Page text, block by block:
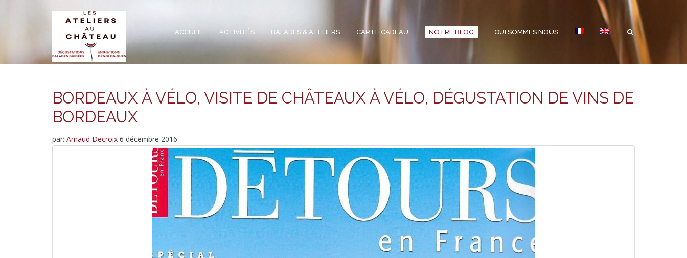
ACCUEIL ACTIVITÉS BALADES & ATELIERS CARTE CADEAU NOTRE BLOG QUI SOMMES NOUS
BORDEAUX À VÉLO, VISITE DE CHÂTEAUX À VÉLO, DÉGUSTATION DE VINS DE
BORDEAUX
par: Arnaud Decroix 6 décembre 2016